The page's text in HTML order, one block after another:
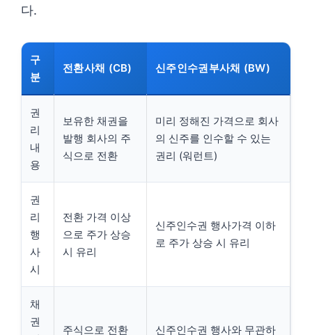
다.
구
분
전환사채 (CB) 신주인수권부사채 (BW)
권
리
내
용
보유한 채권을
발행 회사의 주
식으로 전환
미리 정해진 가격으로 회사
의 신주를 인수할 수 있는
권리 (워런트)
권
리
행
사
시
전환 가격 이상
으로 주가 상승
시 유리
신주인수권 행사가격 이하
로 주가 상승 시 유리
채
권
주식으로 전환 신주인수권 행사와 무관하